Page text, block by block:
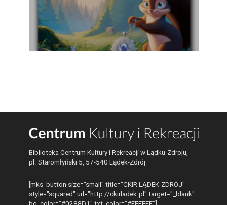
Biblioteka Centrum Kultury i Rekreacji w Lądku-Zdroju,
pl. Staromłyński 5, 57-540 Lądek-Zdrój
[mks_button size="small" title="CKIR LĄDEK-ZDRÓJ"
style="squared" url="http://ckirladek.pl" target="_blank"